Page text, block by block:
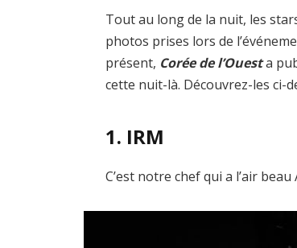
Tout au long de la nuit, les
photos prises lors de
présent, Corée de l’Ouesta
cette nuit-là. Découvrez-les ci-
1. IRM
C’est notre chef qui a l’air beau